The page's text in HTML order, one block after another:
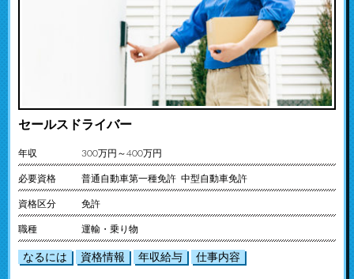
セールスドライバー
年収 300万円～400万円
必要資格 普通自動車第一種免許 中型自動車免許
資格区分 免許
職種 運輸・乗り物
なるには 資格情報 年収給与 仕事内容